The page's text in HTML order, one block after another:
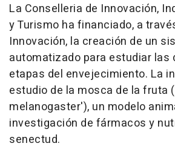
La Conselleria de Innovación,
y Turismo ha financiado, a
Innovación, la creación de un
automatizado para estudiar las
etapas del envejecimiento. La
estudio de la mosca de la fruta
melanogaster'), un modelo
investigación de fármacos y
senectud.